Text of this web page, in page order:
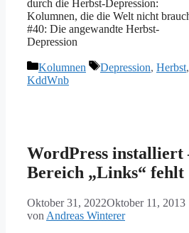
durch die Herbst-Depression:
Kolumnen, die die Welt nicht
#40: Die angewandte Herbst-
Depression
Kategorien
Kolumnen Schlagwörter
Depression, Herbst,
KddWnb
WordPress installiert
Bereich „Links“ fehlt
Oktober 31, 2022Oktober 11, 2013
von Andreas Winterer